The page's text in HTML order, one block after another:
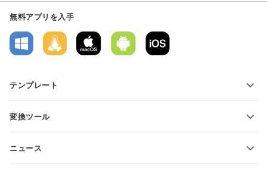
無料アプリを入手
テンプレート
テキスト文書テンプレート
変換ツール
スプレッドシートの変換
ニュース